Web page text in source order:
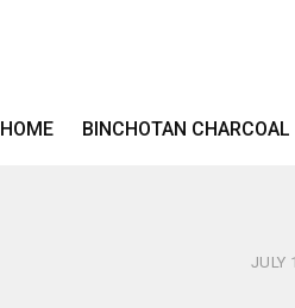
HOME BINCHOTAN CHARCOAL
JULY